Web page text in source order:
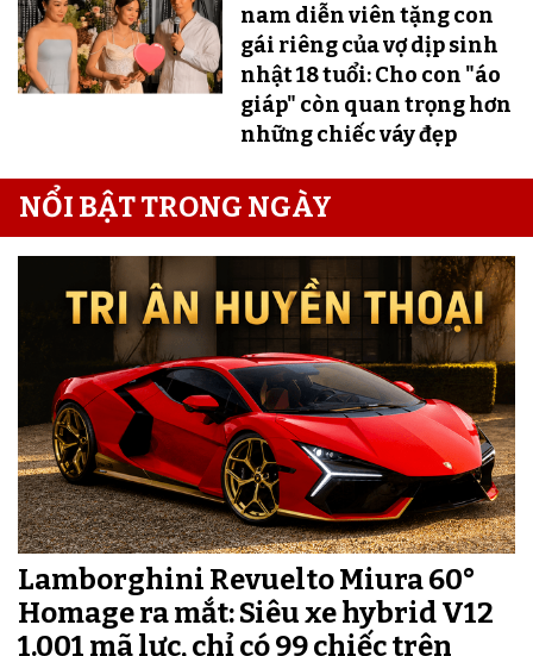
nam diễn viên tặng con
gái riêng của vợ dịp sinh
nhật 18 tuổi: Cho con "áo
giáp" còn quan trọng hơn
những chiếc váy đẹp
NỔI BẬT TRONG NGÀY
Lamborghini Revuelto Miura 60°
Homage ra mắt: Siêu xe hybrid V12
1.001 mã lực, chỉ có 99 chiếc trên